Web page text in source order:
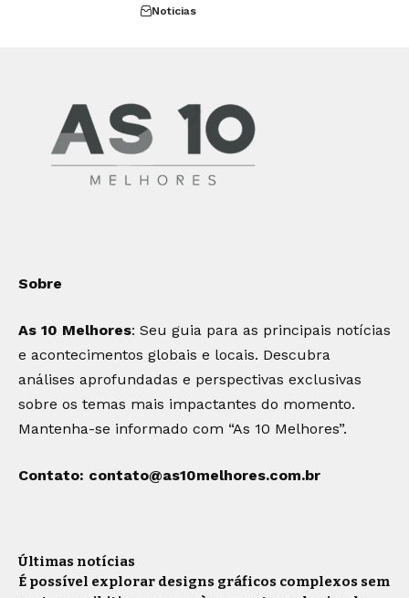
Noticias
Sobre
As 10 Melhores: Seu guia para as principais notícias
e acontecimentos globais e locais. Descubra
análises aprofundadas e perspectivas exclusivas
sobre os temas mais impactantes do momento.
Mantenha-se informado com “As 10 Melhores”.
Contato: contato@as10melhores.com.br
Últimas notícias
É possível explorar designs gráficos complexos sem